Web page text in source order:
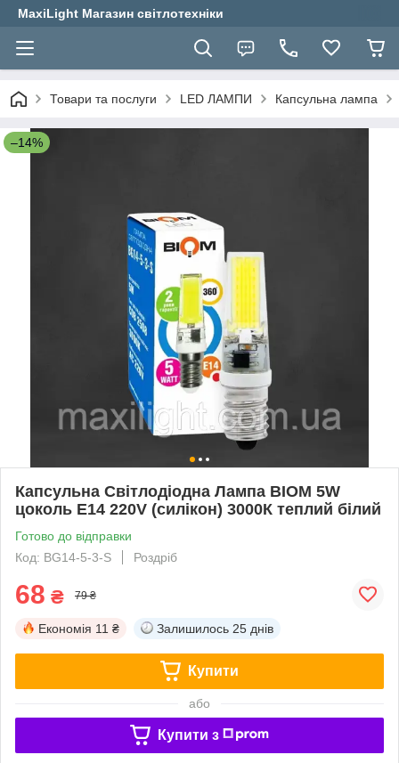
MaxiLight Магазин світлотехніки
Товари та послуги LED ЛАМПИ Капсульна лампа
–14%
Капсульна Світлодіодна Лампа BIOM 5W
цоколь Е14 220V (силікон) 3000К теплий білий
Готово до відправки
Код: BG14-5-3-S
Роздріб
68 ₴ 79 ₴
Економія 11 ₴ Залишилось 25 днів
Купити
або
Купити з